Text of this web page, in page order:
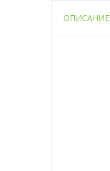
ОПИСАНИЕ